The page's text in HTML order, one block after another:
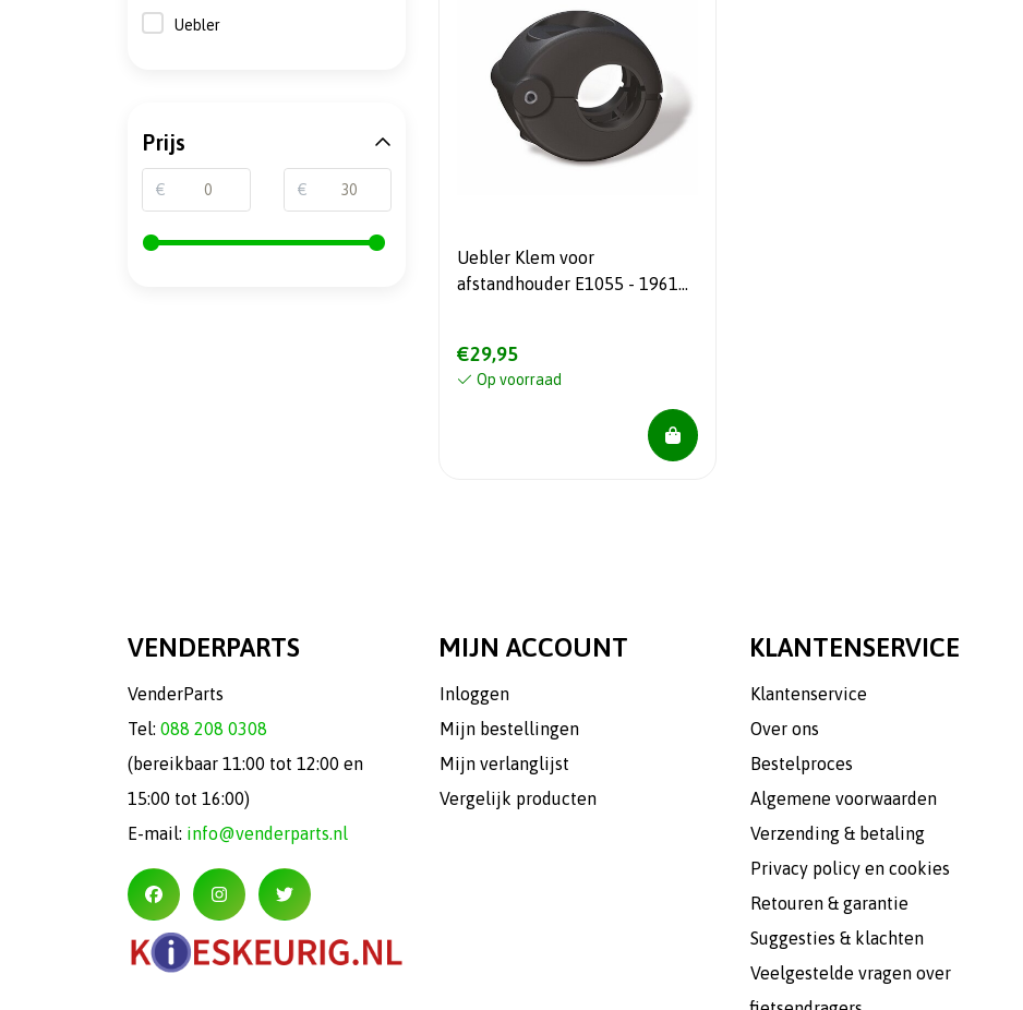
Uebler Klem voor
afstandhouder E1055 - 19610
€29,95
Op voorraad
Uebler
Prijs
€ €
VENDERPARTS
VenderParts
Tel: 088 208 0308
(bereikbaar 11:00 tot 12:00 en
15:00 tot 16:00)
E-mail: info@venderparts.nl
MIJN ACCOUNT
Inloggen
Mijn bestellingen
Mijn verlanglijst
Vergelijk producten
KLANTENSERVICE
Klantenservice
Over ons
Bestelproces
Algemene voorwaarden
Verzending & betaling
Privacy policy en cookies
Retouren & garantie
Suggesties & klachten
Veelgestelde vragen over